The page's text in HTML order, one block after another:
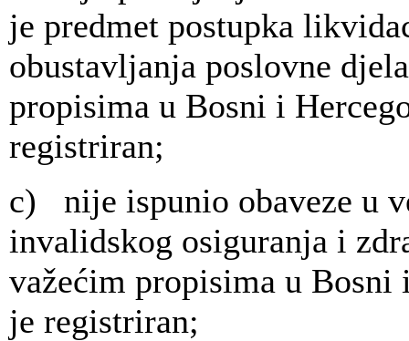
je predmet postupka
obustavljanja poslovne
propisima u Bosni i
registriran;
c) nije ispunio obaveze u
invalidskog osiguranja i
važećim propisima u
je registriran;